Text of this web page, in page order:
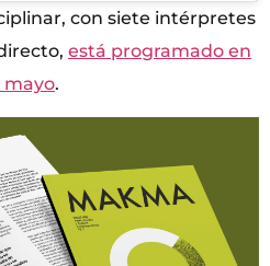
con siete intérpretes
está programado en
mayo.